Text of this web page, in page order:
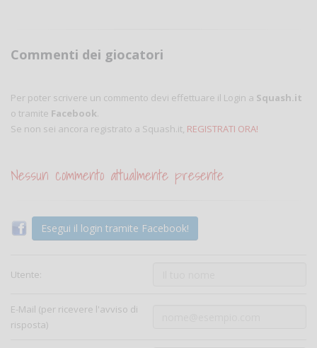
Commenti dei giocatori
Per poter scrivere un commento devi effettuare il Login a Squash.it
o tramite Facebook.
Se non sei ancora registrato a Squash.it, REGISTRATI ORA!
Nessun commento attualmente presente
Esegui il login tramite Facebook!
Utente:
E-Mail (per ricevere l'avviso di
risposta)